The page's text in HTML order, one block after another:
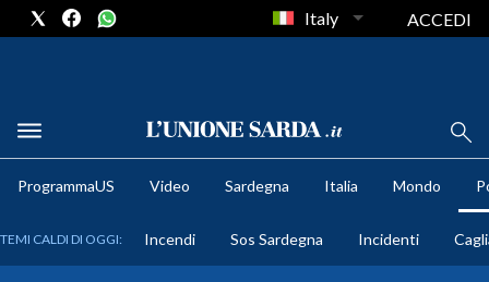
METEO
Italy ACCEDI
ProgrammaUS Video Sardegna Italia Mondo
TEMI CALDI DI OGGI: Incendi Sos Sardegna Incidenti